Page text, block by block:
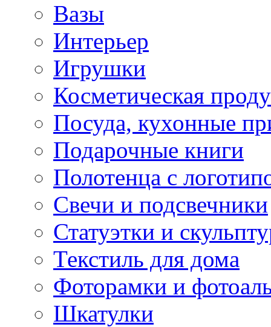
Вазы
Интерьер
Игрушки
Косметическая
Посуда, кухонные
Подарочные книги
Полотенца с
Свечи и подсвечники
Статуэтки и
Текстиль для дома
Фоторамки и
Шкатулки